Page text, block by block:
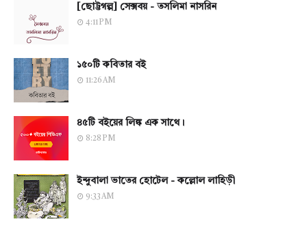
[ছোট্টগল্প] সেক্সবয় - তসলিমা নাসরিন
4:11 PM
১৫০টি কবিতার বই
11:26 AM
৪৫টি বইয়ের লিঙ্ক এক সাথে।
8:28 PM
ইন্দুবালা ভাতের হোটেল - কল্লোল লাহিড়ী
9:33 AM